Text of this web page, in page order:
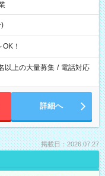
)
！
以上の大量募集 / 電話対応
詳細へ
掲載日：2026.07.27